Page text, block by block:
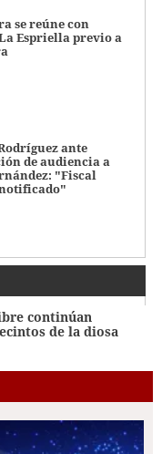
se reúne con
Espriella previo a
ante
de audiencia a
"Fiscal
continúan
de la diosa